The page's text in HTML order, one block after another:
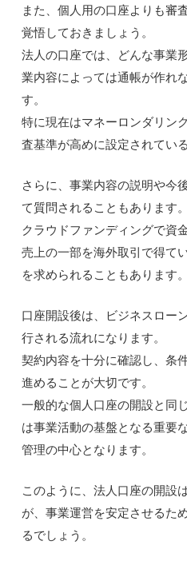
また、個人用の口座よりも審
覚悟しておきましょう。
法人の口座では、どんな事業
業内容によっては通帳が作れ
す。
特に現在はマネーロンダリン
査基準が高めに設定されてい
さらに、事業内容の説明や今
て質問されることもあります。
クラウドファンディングで資
売上の一部を海外取引で得て
を求められることもあります。
口座開設後は、ビジネスロー
行される流れになります。
契約内容を十分に確認し、条
進めることが大切です。
一般的な個人口座の開設と同
は事業活動の基盤となる重要
管理の中心となります。
このように、法人口座の開設
が、事業運営を安定させるた
るでしょう。